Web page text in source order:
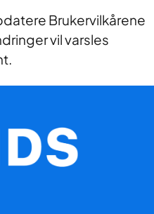
Brukervilkårene
vil varsles